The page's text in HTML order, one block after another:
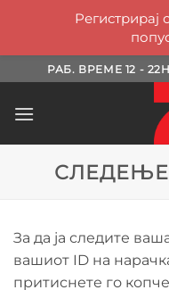
to
content
РАБ. ВРЕМЕ 12 - 22H
СЛЕДЕЊЕ
За да ја следите
вашиот ID на
притиснете го
Регистрирај